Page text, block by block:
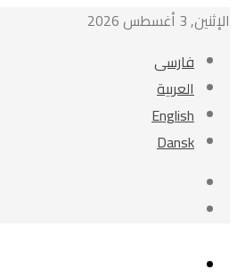
الإثنين, 3 أغسطس 2026
فارسی
العربیة
English
Dansk